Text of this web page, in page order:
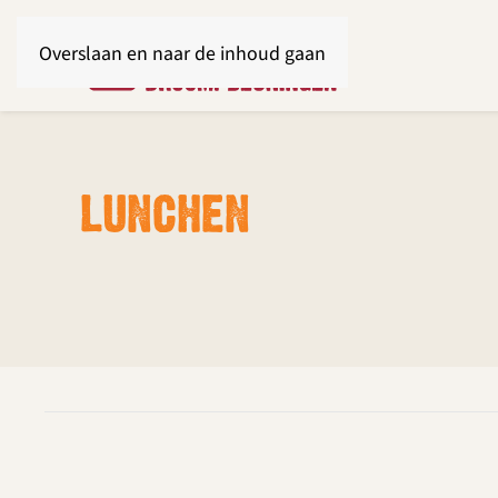
Overslaan en naar de inhoud gaan
LUNCHEN